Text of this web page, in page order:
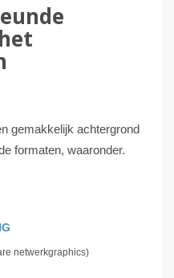
gemakkelijk achtergrond
formaten, waaronder.
netwerkgraphics)